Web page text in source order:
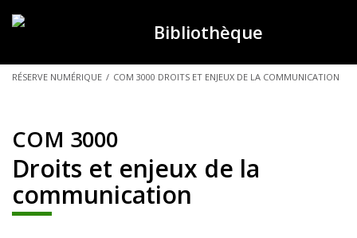
Bibliothèque
VOUS
RÉSERVE NUMÉRIQUE / COM 3000 DROITS ET ENJEUX DE LA COMMUNICATION
COM 3000
Droits et enjeux de la
communication